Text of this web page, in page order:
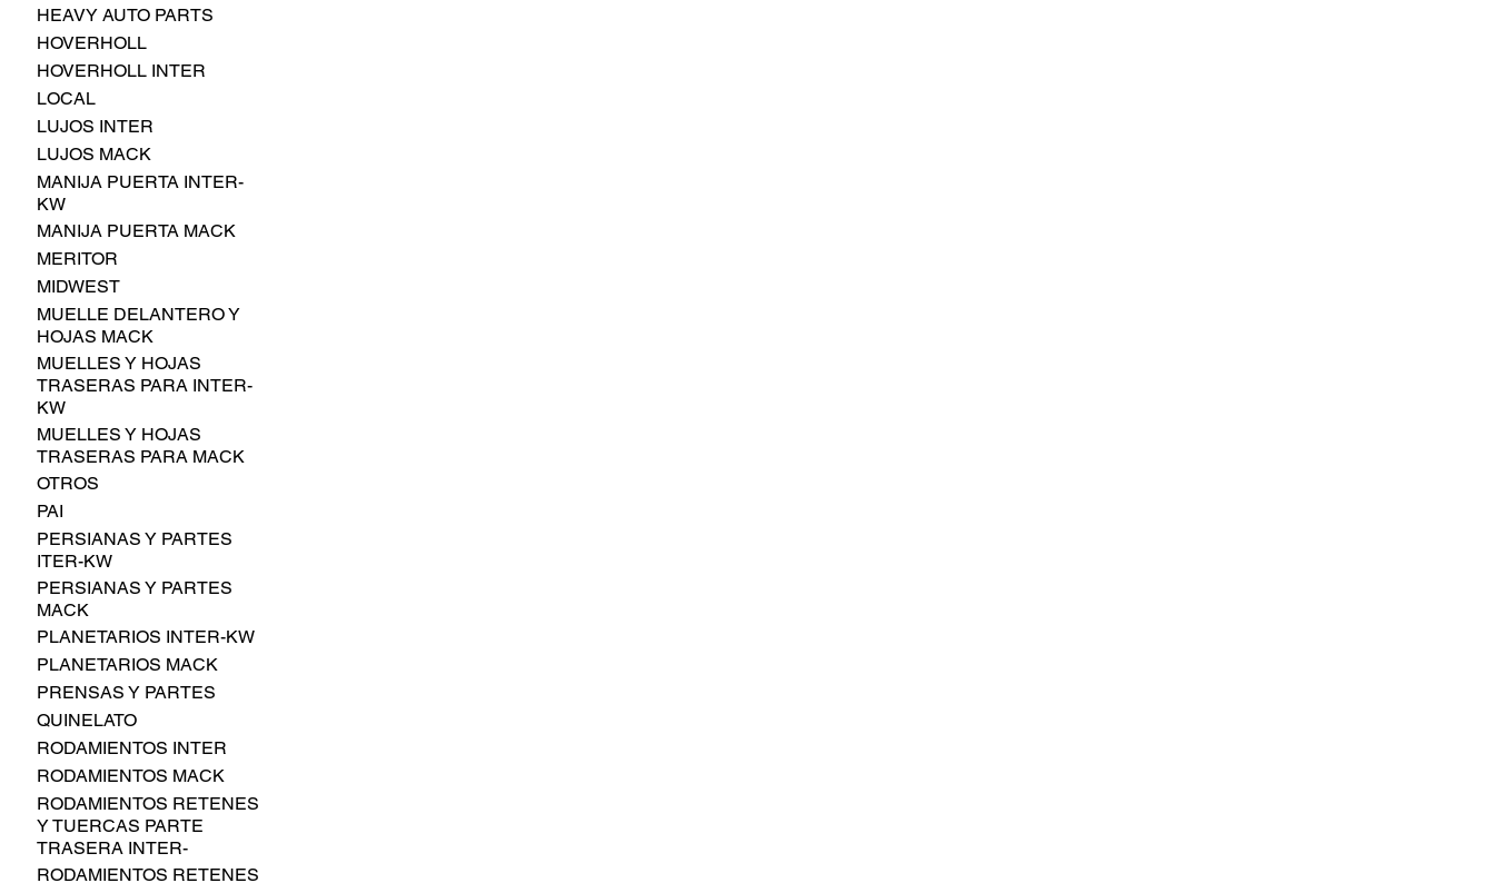
HEAVY AUTO PARTS
HOVERHOLL
HOVERHOLL INTER
LOCAL
LUJOS INTER
LUJOS MACK
MANIJA PUERTA INTER-
KW
MANIJA PUERTA MACK
MERITOR
MIDWEST
MUELLE DELANTERO Y
HOJAS MACK
MUELLES Y HOJAS
TRASERAS PARA INTER-
KW
MUELLES Y HOJAS
TRASERAS PARA MACK
OTROS
PAI
PERSIANAS Y PARTES
ITER-KW
PERSIANAS Y PARTES
MACK
PLANETARIOS INTER-KW
PLANETARIOS MACK
PRENSAS Y PARTES
QUINELATO
RODAMIENTOS INTER
RODAMIENTOS MACK
RODAMIENTOS RETENES
Y TUERCAS PARTE
TRASERA INTER-
RODAMIENTOS RETENES